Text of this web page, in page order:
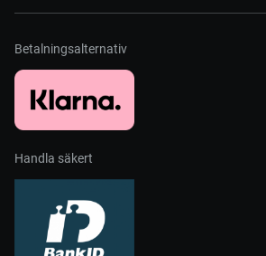
Betalningsalternativ
Handla säkert